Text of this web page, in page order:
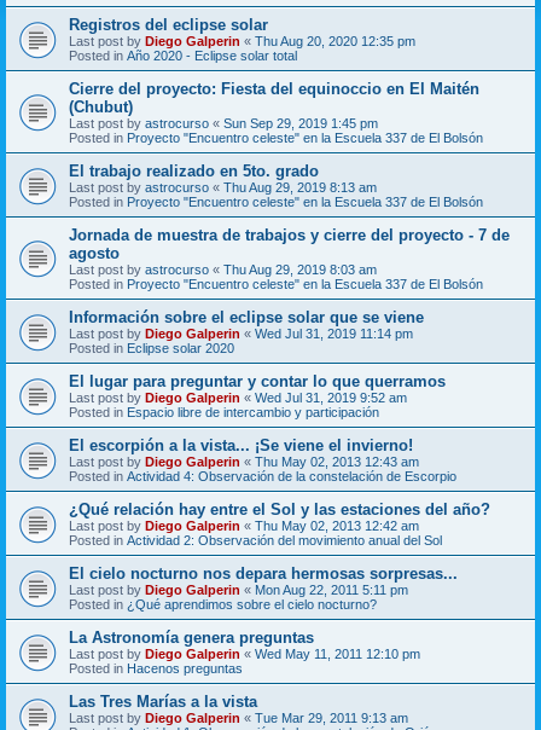
Registros del eclipse solar
Last post by Diego Galperin « Thu Aug 20, 2020 12:35 pm
Posted in Año 2020 - Eclipse solar total
Cierre del proyecto: Fiesta del equinoccio en El Maitén
(Chubut)
Last post by astrocurso « Sun Sep 29, 2019 1:45 pm
Posted in Proyecto "Encuentro celeste" en la Escuela 337 de El Bolsón
El trabajo realizado en 5to. grado
Last post by astrocurso « Thu Aug 29, 2019 8:13 am
Posted in Proyecto "Encuentro celeste" en la Escuela 337 de El Bolsón
Jornada de muestra de trabajos y cierre del proyecto - 7 de
agosto
Last post by astrocurso « Thu Aug 29, 2019 8:03 am
Posted in Proyecto "Encuentro celeste" en la Escuela 337 de El Bolsón
Información sobre el eclipse solar que se viene
Last post by Diego Galperin « Wed Jul 31, 2019 11:14 pm
Posted in Eclipse solar 2020
El lugar para preguntar y contar lo que querramos
Last post by Diego Galperin « Wed Jul 31, 2019 9:52 am
Posted in Espacio libre de intercambio y participación
El escorpión a la vista... ¡Se viene el invierno!
Last post by Diego Galperin « Thu May 02, 2013 12:43 am
Posted in Actividad 4: Observación de la constelación de Escorpio
¿Qué relación hay entre el Sol y las estaciones del año?
Last post by Diego Galperin « Thu May 02, 2013 12:42 am
Posted in Actividad 2: Observación del movimiento anual del Sol
El cielo nocturno nos depara hermosas sorpresas...
Last post by Diego Galperin « Mon Aug 22, 2011 5:11 pm
Posted in ¿Qué aprendimos sobre el cielo nocturno?
La Astronomía genera preguntas
Last post by Diego Galperin « Wed May 11, 2011 12:10 pm
Posted in Hacenos preguntas
Las Tres Marías a la vista
Last post by Diego Galperin « Tue Mar 29, 2011 9:13 am